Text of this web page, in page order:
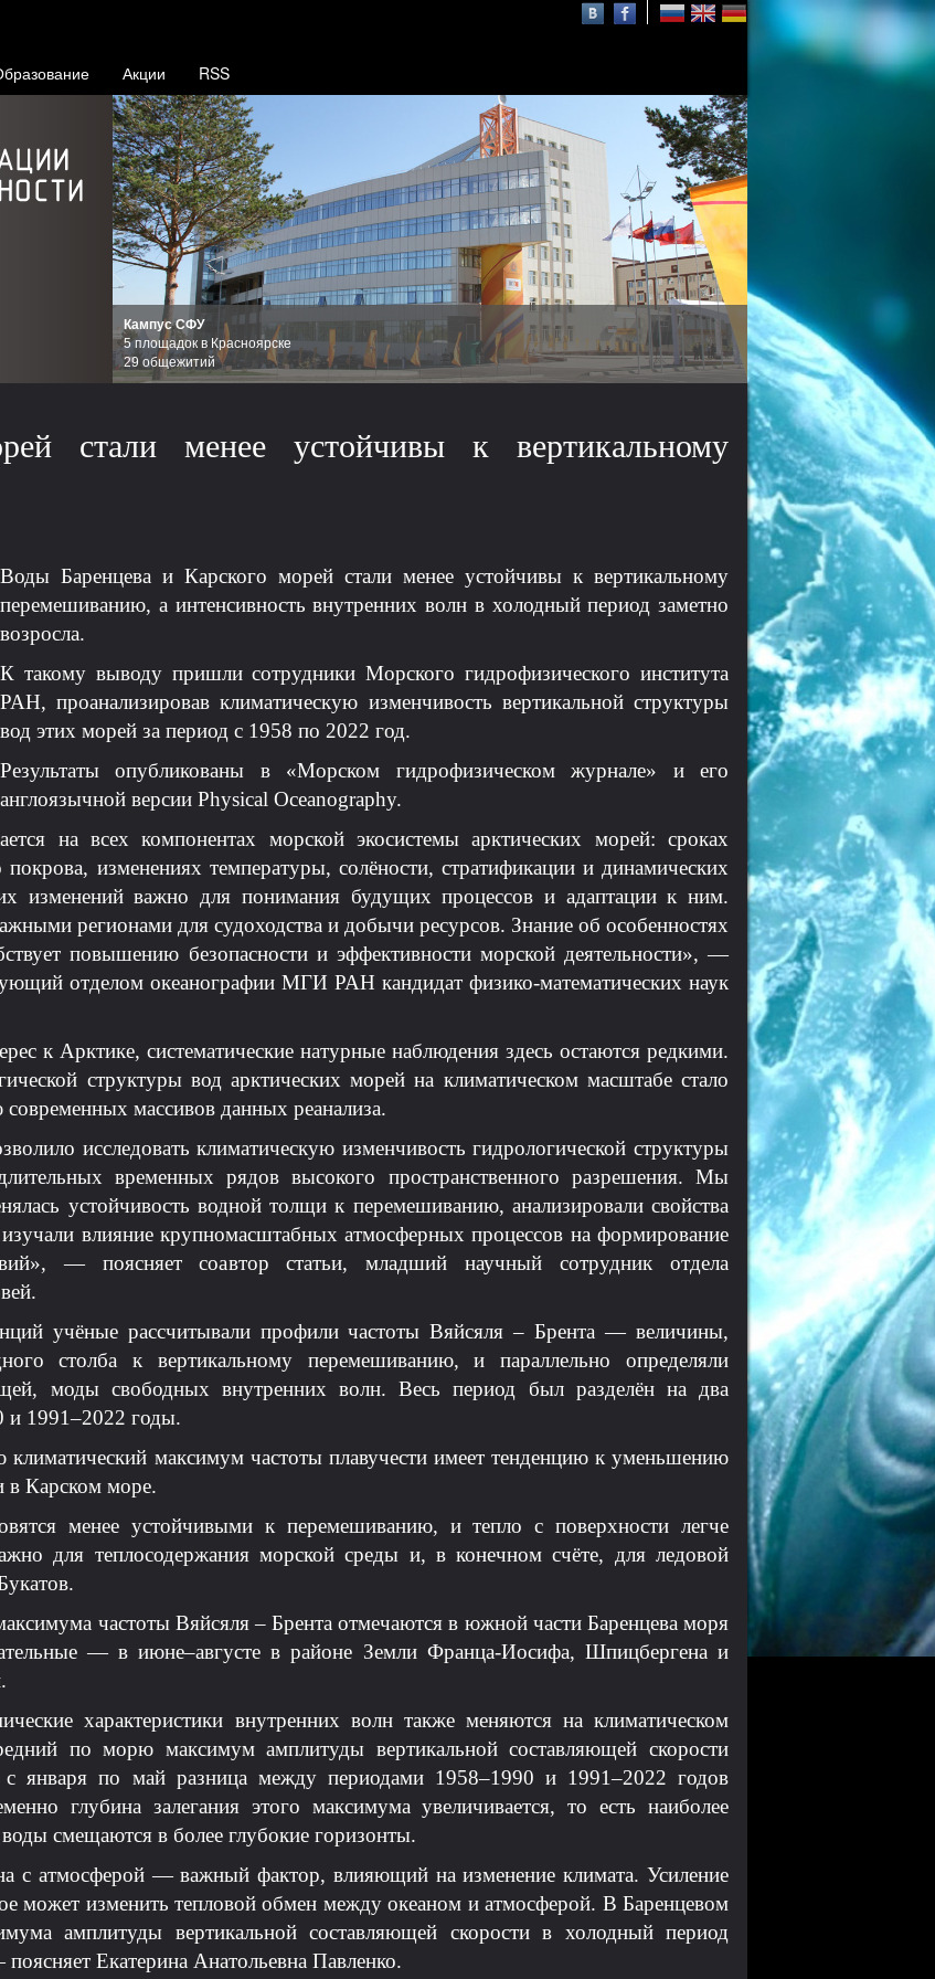
Акции RSS
Кампус СФУ
5 площадок в Красноярске
29 общежитий
Осаму Шимомура
нобелевский лауреат,
почётный профессор СФУ
стали менее устойчивы к вертикальному
Воды Баренцева и Карского морей стали менее устойчивы к вертикальному
перемешиванию, а интенсивность внутренних волн в холодный период заметно
возросла.
К такому выводу пришли сотрудники Морского гидрофизического института
РАН, проанализировав климатическую изменчивость вертикальной структуры
вод этих морей за период с 1958 по 2022 год.
Результаты опубликованы в «Морском гидрофизическом журнале» и его
англоязычной версии Physical Oceanography.
на всех компонентах морской экосистемы арктических морей: сроках
изменениях температуры, солёности, стратификации и динамических
изменений важно для понимания будущих процессов и адаптации к ним.
регионами для судоходства и добычи ресурсов. Знание об особенностях
повышению безопасности и эффективности морской деятельности», —
отделом океанографии МГИ РАН кандидат физико-математических наук
к Арктике, систематические натурные наблюдения здесь остаются редкими.
структуры вод арктических морей на климатическом масштабе стало
массивов данных реанализа.
исследовать климатическую изменчивость гидрологической структуры
временных рядов высокого пространственного разрешения. Мы
устойчивость водной толщи к перемешиванию, анализировали свойства
влияние крупномасштабных атмосферных процессов на формирование
— поясняет соавтор статьи, младший научный сотрудник отдела
учёные рассчитывали профили частоты Вяйсяля – Брента — величины,
столба к вертикальному перемешиванию, и параллельно определяли
моды свободных внутренних волн. Весь период был разделён на два
и 1991–2022 годы.
максимум частоты плавучести имеет тенденцию к уменьшению
в Карском море.
менее устойчивыми к перемешиванию, и тепло с поверхности легче
для теплосодержания морской среды и, в конечном счёте, для ледовой
частоты Вяйсяля – Брента отмечаются в южной части Баренцева моря
— в июне–августе в районе Земли Франца-Иосифа, Шпицбергена и
характеристики внутренних волн также меняются на климатическом
по морю максимум амплитуды вертикальной составляющей скорости
с января по май разница между периодами 1958–1990 и 1991–2022 годов
глубина залегания этого максимума увеличивается, то есть наиболее
смещаются в более глубокие горизонты.
с атмосферой — важный фактор, влияющий на изменение климата. Усиление
может изменить тепловой обмен между океаном и атмосферой. В Баренцевом
амплитуды вертикальной составляющей скорости в холодный период
Екатерина Анатольевна Павленко.